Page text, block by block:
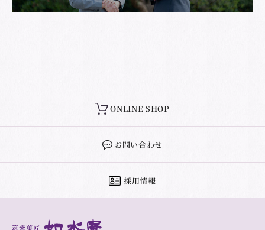
ONLINE SHOP
お問い合わせ
採用情報